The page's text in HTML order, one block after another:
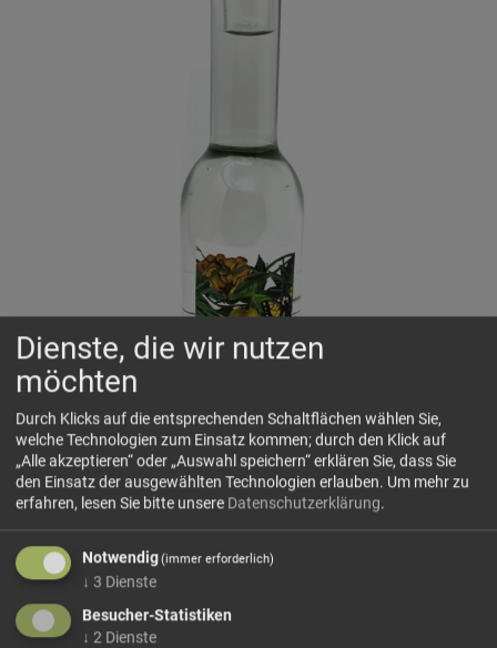
Dienste, die wir nutzen
möchten
Durch Klicks auf die entsprechenden Schaltflächen wählen Sie,
welche Technologien zum Einsatz kommen; durch den Klick auf
„Alle akzeptieren“ oder „Auswahl speichern“ erklären Sie, dass Sie
den Einsatz der ausgewählten Technologien erlauben. Um mehr zu
erfahren, lesen Sie bitte unsere Datenschutzerklärung.
Notwendig(immer erforderlich)
↓ 3 Dienste
Besucher-Statistiken
↓ 2 Dienste